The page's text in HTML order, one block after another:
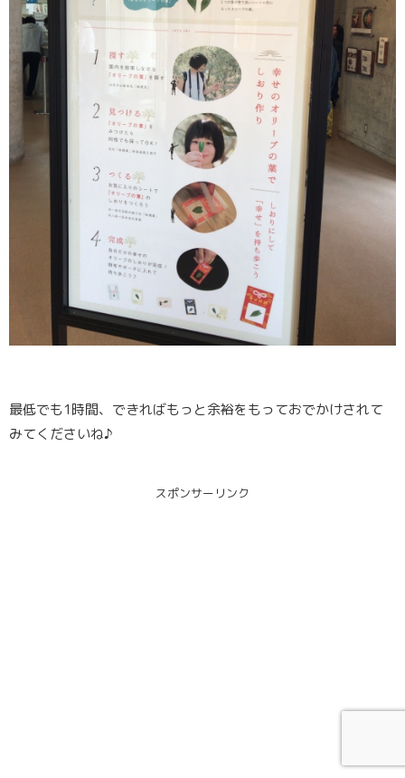
最低でも1時間、できればもっと余裕をもっておでかけされて
みてくださいね♪
スポンサーリンク